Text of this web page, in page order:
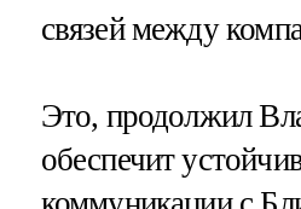
связей между
Это, продолжил
обеспечит